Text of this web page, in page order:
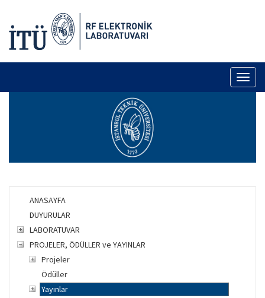
ANASAYFA
DUYURULAR
LABORATUVAR
PROJELER, ÖDÜLLER ve YAYINLAR
Projeler
Ödüller
Yayınlar